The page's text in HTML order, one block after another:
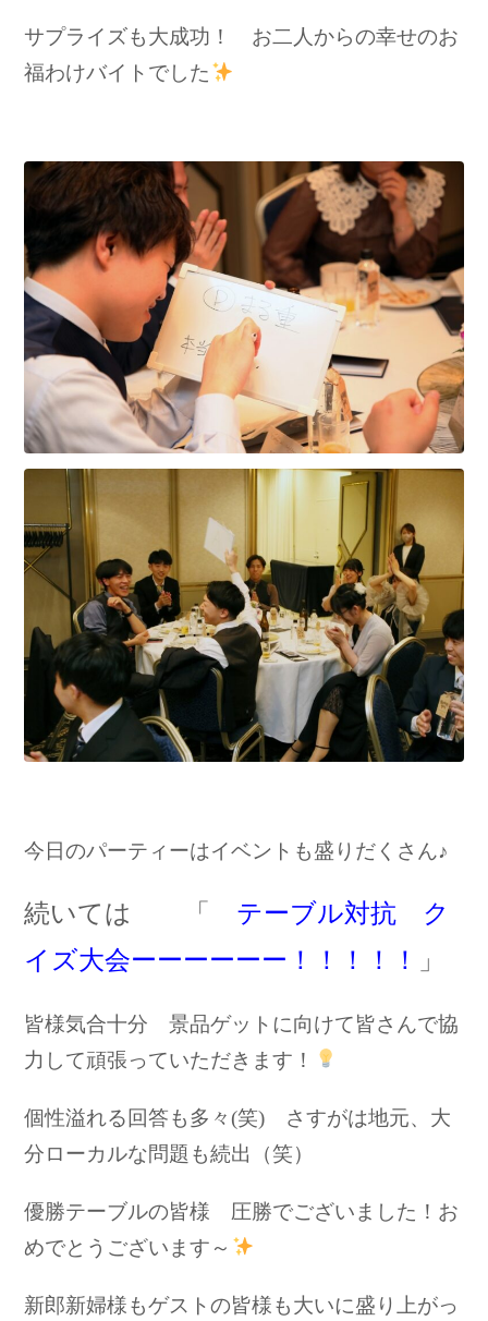
サプライズも大成功！ お二人からの幸せのお
福わけバイトでした
今日のパーティーはイベントも盛りだくさん♪
続いては 「 テーブル対抗 ク
イズ大会ーーーーーー！！！！！
」
皆様気合十分 景品ゲットに向けて皆さんで協
力して頑張っていただきます！
個性溢れる回答も多々(笑) さすがは地元、大
分ローカルな問題も続出（笑）
優勝テーブルの皆様 圧勝でございました！お
めでとうございます～
新郎新婦様もゲストの皆様も大いに盛り上がっ